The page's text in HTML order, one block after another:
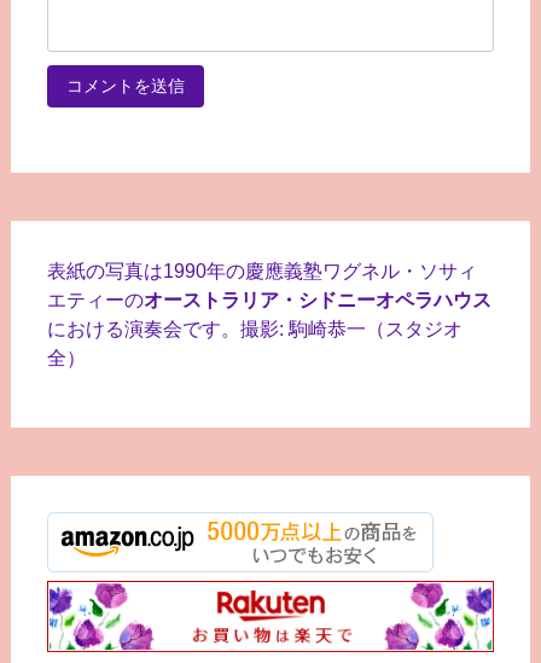
表紙の写真は1990年の慶應義塾ワグネル・ソサィ
エティーのオーストラリア・シドニーオペラハウス
における演奏会です。撮影: 駒崎恭一（スタジオ
全）